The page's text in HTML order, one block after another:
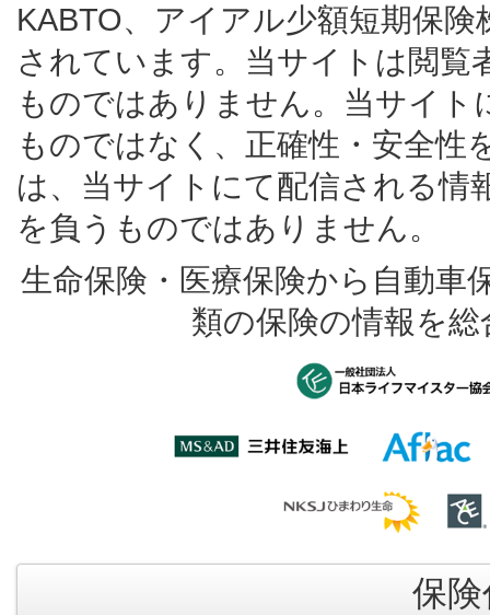
KABTO、アイアル少額短期保
されています。当サイトは閲覧
ものではありません。当サイ
ものではなく、正確性・安全性
は、当サイトにて配信される情
を負うものではありません。
生命保険・医療保険から自動車
類の保険の情報を
保